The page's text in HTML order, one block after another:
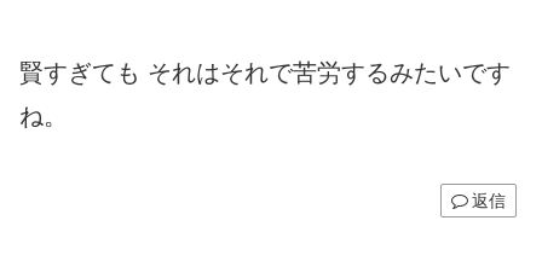
賢すぎても それはそれで苦労するみたいです
ね。
返信